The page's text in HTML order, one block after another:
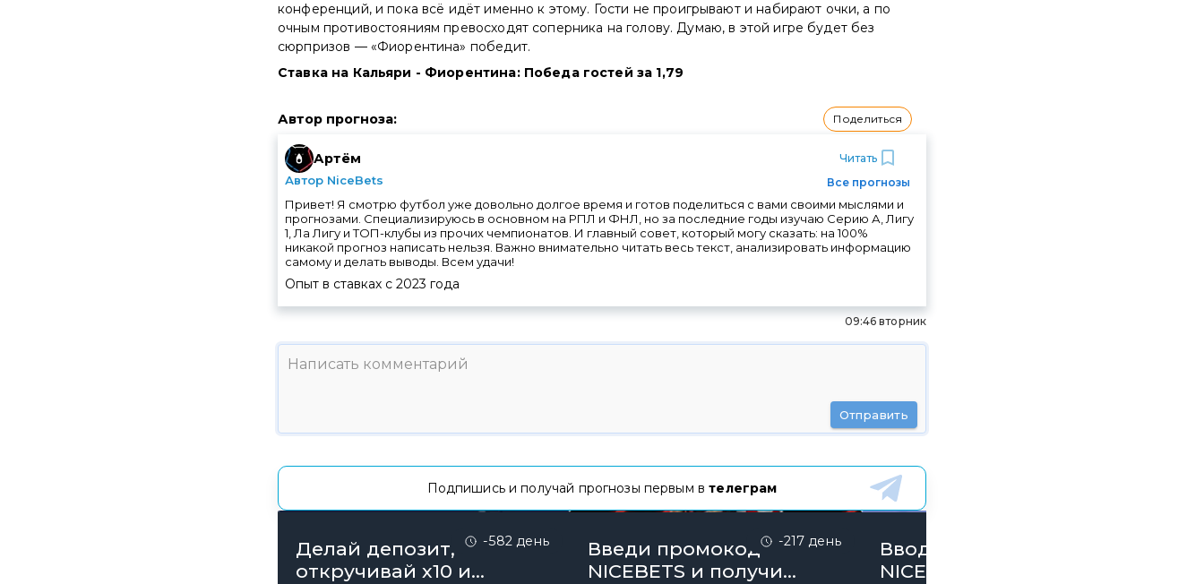
конференций, и пока всё идёт именно к этому. Гости не проигрывают и набирают очки, а по
очным противостояниям превосходят соперника на голову. Думаю, в этой игре будет без
сюрпризов — «Фиорентина» победит.
Ставка на Кальяри - Фиорентина: Победа гостей за 1,79
Автор прогноза: Поделиться
Артём
Автор NiceBets
Читать
Все прогнозы
Привет! Я смотрю футбол уже довольно долгое время и готов поделиться с вами своими мыслями и
прогнозами. Специализируюсь в основном на РПЛ и ФНЛ, но за последние годы изучаю Серию А, Лигу
1, Ла Лигу и ТОП-клубы из прочих чемпионатов. И главный совет, который могу сказать: на 100%
никакой прогноз написать нельзя. Важно внимательно читать весь текст, анализировать информацию
самому и делать выводы. Всем удачи!
Опыт в ставках с 2023 года
09:46 вторник
Отправить
Подпишись и получай прогнозы первым втелеграм
-582 день
Делай депозит,
откручивай х10 и
-217 день
Введи промокод
NICEBETS и получи
Вводи Промокод
NICE15000 и забирай